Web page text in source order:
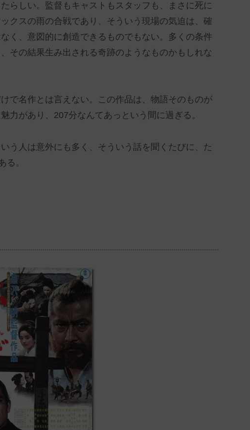
らしい。監督もキャストもスタッフも、まさに死に
クスの雨の合戦であり、そういう現場の気迫は、確
く、意図的に創造できるものでもない。多くの条件
その結果生み出される奇跡のようなものかもしれな
で名作とは言えない。この作品は、物語そのものが
力があり、207分なんてあっという間に過ぎる。
う人は意外にも多く、そういう話を聞くたびに、た
る。